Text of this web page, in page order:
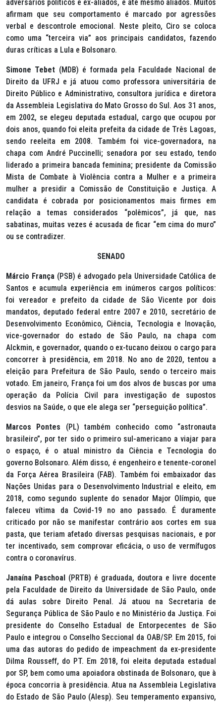
adversários políticos e ex-aliados, e até mesmo aliados. Muitos
afirmam que seu comportamento é marcado por agressões
verbal e descontrole emocional. Neste pleito, Ciro se coloca
como uma “terceira via” aos principais candidatos, fazendo
duras críticas a Lula e Bolsonaro.
Simone Tebet (MDB) é formada pela Faculdade Nacional de
Direito da UFRJ e já atuou como professora universitária de
Direito Público e Administrativo, consultora jurídica e diretora
da Assembleia Legislativa do Mato Grosso do Sul. Aos 31 anos,
em 2002, se elegeu deputada estadual, cargo que ocupou por
dois anos, quando foi eleita prefeita da cidade de Três Lagoas,
sendo reeleita em 2008. Também foi vice-governadora, na
chapa com André Puccinelli; senadora por seu estado, tendo
liderado a primeira bancada feminina; presidente da Comissão
Mista de Combate à Violência contra a Mulher e a primeira
mulher a presidir a Comissão de Constituição e Justiça. A
candidata é cobrada por posicionamentos mais firmes em
relação a temas considerados “polêmicos”, já que, nas
sabatinas, muitas vezes é acusada de ficar “em cima do muro”
ou se contradizer.
SENADO
Márcio França (PSB) é advogado pela Universidade Católica de
Santos e acumula experiência em inúmeros cargos políticos:
foi vereador e prefeito da cidade de São Vicente por dois
mandatos, deputado federal entre 2007 e 2010, secretário de
Desenvolvimento Econômico, Ciência, Tecnologia e Inovação,
vice-governador do estado de São Paulo, na chapa com
Alckmin, e governador, quando o ex-tucano deixou o cargo para
concorrer à presidência, em 2018. No ano de 2020, tentou a
eleição para Prefeitura de São Paulo, sendo o terceiro mais
votado. Em janeiro, França foi um dos alvos de buscas por uma
operação da Polícia Civil para investigação de supostos
desvios na Saúde, o que ele alega ser “perseguição política”.
Marcos Pontes (PL) também conhecido como “astronauta
brasileiro”, por ter sido o primeiro sul-americano a viajar para
o espaço, é o atual ministro da Ciência e Tecnologia do
governo Bolsonaro. Além disso, é engenheiro e tenente-coronel
da Força Aérea Brasileira (FAB). Também foi embaixador das
Nações Unidas para o Desenvolvimento Industrial e eleito, em
2018, como segundo suplente do senador Major Olímpio, que
faleceu vítima da Covid-19 no ano passado. É duramente
criticado por não se manifestar contrário aos cortes em sua
pasta, que teriam afetado diversas pesquisas nacionais, e por
ter incentivado, sem comprovar eficácia, o uso de vermífugos
contra o coronavírus.
Janaína Paschoal (PRTB) é graduada, doutora e livre docente
pela Faculdade de Direito da Universidade de São Paulo, onde
dá aulas sobre Direito Penal. Já atuou na Secretaria de
Segurança Pública de São Paulo e no Ministério da Justiça. Foi
presidente do Conselho Estadual de Entorpecentes de São
Paulo e integrou o Conselho Seccional da OAB/SP. Em 2015, foi
uma das autoras do pedido de impeachment da ex-presidente
Dilma Rousseff, do PT. Em 2018, foi eleita deputada estadual
por SP, bem como uma apoiadora obstinada de Bolsonaro, que à
época concorria à presidência. Atua na Assembleia Legislativa
do Estado de São Paulo (Alesp). Seu temperamento expansivo,